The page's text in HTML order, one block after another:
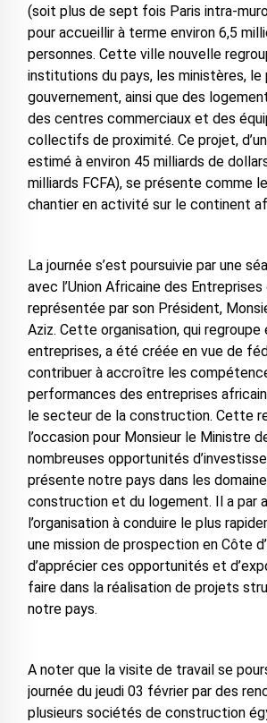
(soit plus de sept fois Paris intra-
pour accueillir à terme environ 6,5
personnes. Cette ville nouvelle
institutions du pays, les ministères, le
gouvernement, ainsi que des
des centres commerciaux et des
collectifs de proximité. Ce projet,
estimé à environ 45 milliards de
milliards FCFA), se présente comme
chantier en activité sur le continent
La journée s’est poursuivie par une
avec l’Union Africaine des
représentée par son Président,
Aziz. Cette organisation, qui regroupe
entreprises, a été créée en vue de
contribuer à accroître les
performances des entreprises
le secteur de la construction. Cette
l’occasion pour Monsieur le Ministre
nombreuses opportunités
présente notre pays dans les
construction et du logement. Il a par
l’organisation à conduire le plus
une mission de prospection en Côte
d’apprécier ces opportunités et
faire dans la réalisation de projets
notre pays.
A noter que la visite de travail se
journée du jeudi 03 février par des
plusieurs sociétés de construction